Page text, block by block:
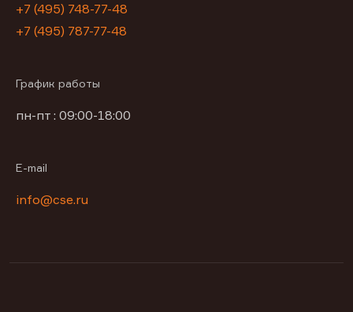
+7 (495) 748-77-48
+7 (495) 787-77-48
График работы
пн-пт : 09:00-18:00
E-mail
info@cse.ru